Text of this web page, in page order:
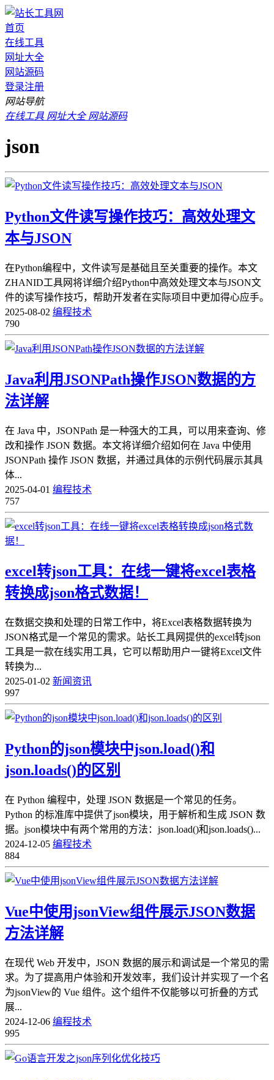
首页
在线工具
网址大全
网站源码
登录注册
网站导航
在线工具 网址大全 网站源码
json
Python文件读写操作技巧：高效处理文
本与JSON
在Python编程中，文件读写是基础且至关重要的操作。本文
ZHANID工具网将详细介绍Python中高效处理文本与JSON文
件的读写操作技巧，帮助开发者在实际项目中更加得心应手。
2025-08-02 编程技术
790
Java利用JSONPath操作JSON数据的方
法详解
在 Java 中，JSONPath 是一种强大的工具，可以用来查询、修
改和操作 JSON 数据。本文将详细介绍如何在 Java 中使用
JSONPath 操作 JSON 数据，并通过具体的示例代码展示其具
体...
2025-04-01 编程技术
757
excel转json工具：在线一键将excel表格
转换成json格式数据！
在数据交换和处理的日常工作中，将Excel表格数据转换为
JSON格式是一个常见的需求。站长工具网提供的excel转json
工具是一款在线实用工具，它可以帮助用户一键将Excel文件
转换为...
2025-01-02 新闻资讯
997
Python的json模块中json.load()和
json.loads()的区别
在 Python 编程中，处理 JSON 数据是一个常见的任务。
Python 的标准库中提供了json模块，用于解析和生成 JSON 数
据。json模块中有两个常用的方法：json.load()和json.loads()...
2024-12-05 编程技术
884
Vue中使用jsonView组件展示JSON数据
方法详解
在现代 Web 开发中，JSON 数据的展示和调试是一个常见的需
求。为了提高用户体验和开发效率，我们设计并实现了一个名
为jsonView的 Vue 组件。这个组件不仅能够以可折叠的方式
展...
2024-12-06 编程技术
995